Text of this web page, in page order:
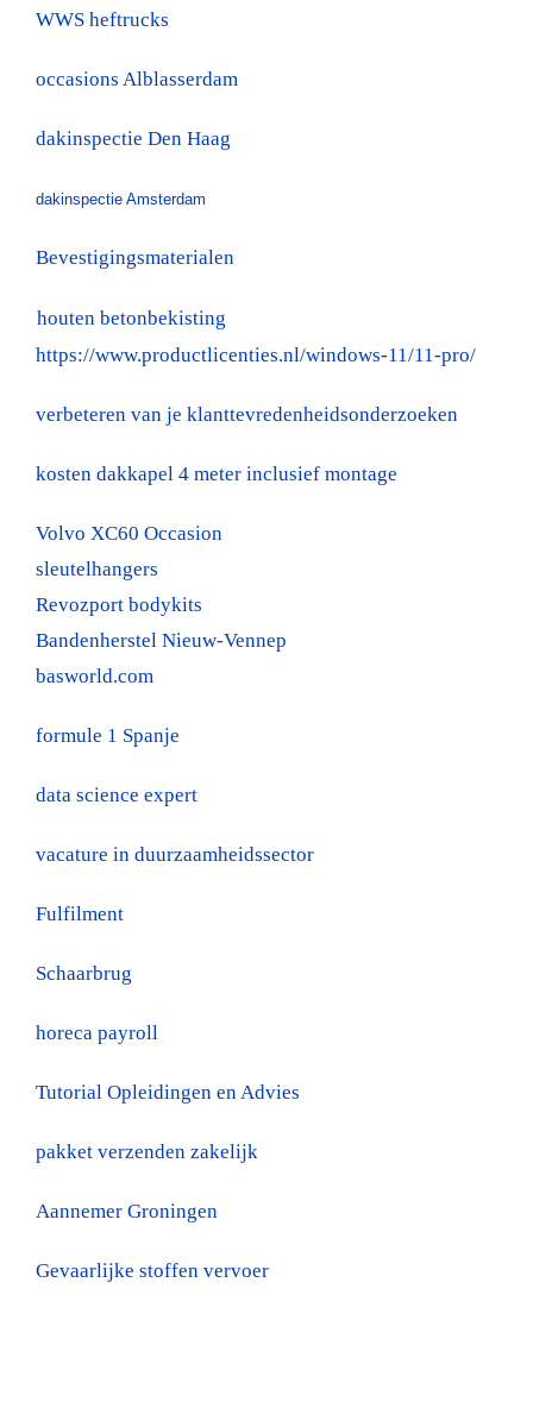
WWS heftrucks
occasions Alblasserdam
dakinspectie Den Haag
dakinspectie Amsterdam
Bevestigingsmaterialen
houten betonbekisting
https://www.productlicenties.nl/windows-11/11-pro/
verbeteren van je klanttevredenheidsonderzoeken
kosten dakkapel 4 meter inclusief montage
Volvo XC60 Occasion
sleutelhangers
Revozport bodykits
Bandenherstel Nieuw-Vennep
basworld.com
formule 1 Spanje
data science expert
vacature in duurzaamheidssector
Fulfilment
Schaarbrug
horeca payroll
Tutorial Opleidingen en Advies
pakket verzenden zakelijk
Aannemer Groningen
Gevaarlijke stoffen vervoer